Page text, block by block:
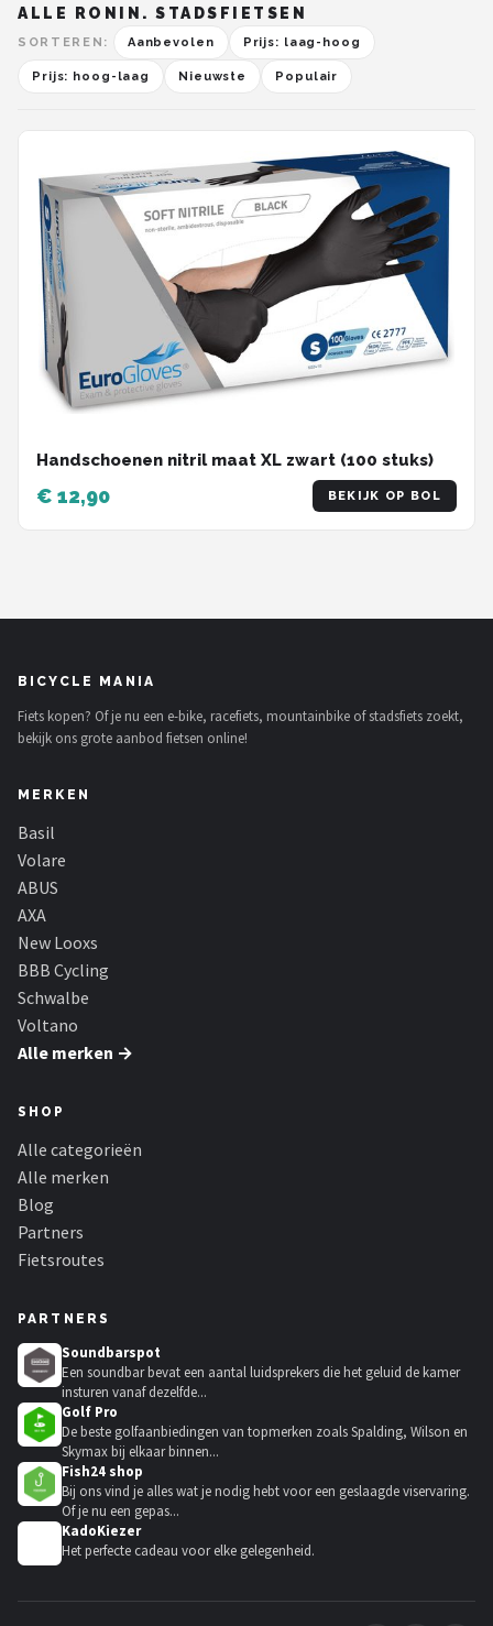
ALLE RONIN. STADSFIETSEN
SORTEREN: Aanbevolen Prijs: laag-hoog
Prijs: hoog-laag Nieuwste Populair
Handschoenen nitril maat XL zwart (100 stuks)
€ 12,90 BEKIJK OP BOL
BICYCLE MANIA
Fiets kopen? Of je nu een e-bike, racefiets, mountainbike of stadsfiets zoekt,
bekijk ons grote aanbod fietsen online!
MERKEN
Basil
Volare
ABUS
AXA
New Looxs
BBB Cycling
Schwalbe
Voltano
Alle merken →
SHOP
Alle categorieën
Alle merken
Blog
Partners
Fietsroutes
PARTNERS
Soundbarspot
Een soundbar bevat een aantal luidsprekers die het geluid de kamer
insturen vanaf dezelfde...
Golf Pro
De beste golfaanbiedingen van topmerken zoals Spalding, Wilson en
Skymax bij elkaar binnen...
Fish24 shop
Bij ons vind je alles wat je nodig hebt voor een geslaagde viservaring.
Of je nu een gepas...
KadoKiezer
Het perfecte cadeau voor elke gelegenheid.